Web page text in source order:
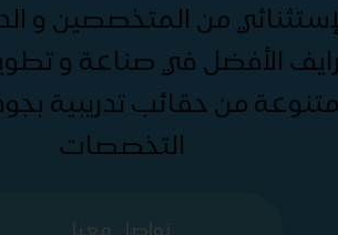
من المتخصصين و
الأفضل في صناعة و
من حقائب تدريبية
التخصصات
تواصل معنا